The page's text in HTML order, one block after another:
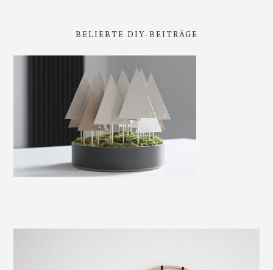
BELIEBTE DIY-BEITRÄGE